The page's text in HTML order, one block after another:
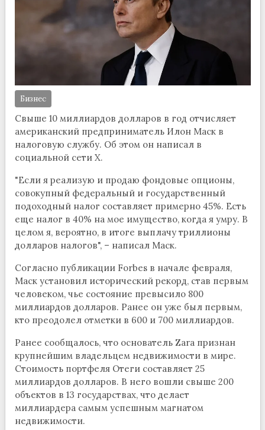
Бизнес
Свыше 10 миллиардов долларов в год отчисляет
американский предприниматель Илон Маск в
налоговую службу. Об этом он написал в
социальной сети Х.
"Если я реализую и продаю фондовые опционы,
совокупный федеральный и государственный
подоходный налог составляет примерно 45%. Есть
еще налог в 40% на мое имущество, когда я умру. В
целом я, вероятно, в итоге выплачу триллионы
долларов налогов", – написал Маск.
Согласно публикации Forbes в начале февраля,
Маск установил исторический рекорд, став первым
человеком, чье состояние превысило 800
миллиардов долларов. Ранее он уже был первым,
кто преодолел отметки в 600 и 700 миллиардов.
Ранее сообщалось, что основатель Zara признан
крупнейшим владельцем недвижимости в мире.
Стоимость портфеля Отеги составляет 25
миллиардов долларов. В него вошли свыше 200
объектов в 13 государствах, что делает
миллиардера самым успешным магнатом
недвижимости.